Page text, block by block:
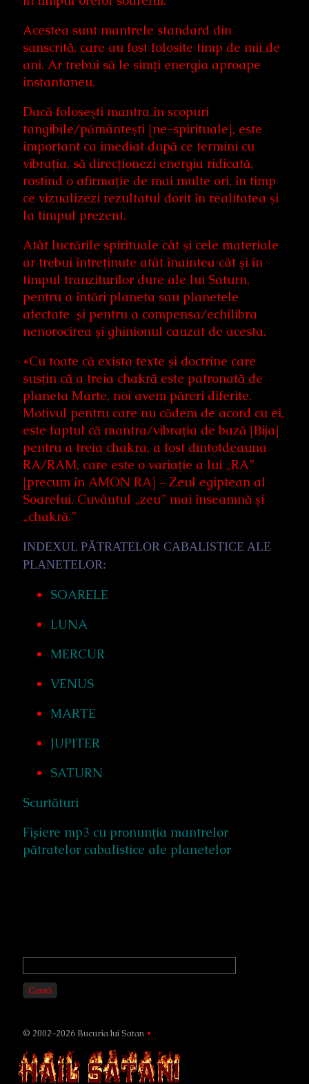
Acestea sunt mantrele standard din
sanscrită, care au fost folosite timp de mii de
ani. Ar trebui să le simţi energia aproape
instantaneu.
Dacă foloseşti mantra în scopuri
tangibile/pământeşti [ne-spirituale], este
important ca imediat după ce termini cu
vibraţia, să direcţionezi energia ridicată,
rostind o afirmaţie de mai multe ori, în timp
ce vizualizezi rezultatul dorit în realitatea şi
la timpul prezent.
Atât lucrările spirituale cât şi cele materiale
ar trebui întreţinute atât înaintea cât şi în
timpul tranziturilor dure ale lui Saturn,
pentru a întări planeta sau planetele
afectate și pentru a compensa/echilibra
nenorocirea şi ghinionul cauzat de acesta.
*Cu toate că exista texte şi doctrine care
susţin că a treia chakră este patronată de
planeta Marte, noi avem păreri diferite.
Motivul pentru care nu cădem de acord cu ei,
este faptul că mantra/vibraţia de bază [Bija]
pentru a treia chakra, a fost dintotdeauna
RA/RAM, care este o variaţie a lui „RA”
[precum în AMON RA] – Zeul egiptean al
Soarelui. Cuvântul „zeu” mai înseamnă şi
„chakră.”
INDEXUL PĂTRATELOR CABALISTICE ALE
PLANETELOR:
SOARELE
LUNA
MERCUR
VENUS
MARTE
JUPITER
SATURN
Scurtături
Fișiere mp3 cu pronunția mantrelor
pătratelor cabalistice ale planetelor
Primary
Sidebar
Caută
© 2002–2026 Bucuria lui Satan •
Page